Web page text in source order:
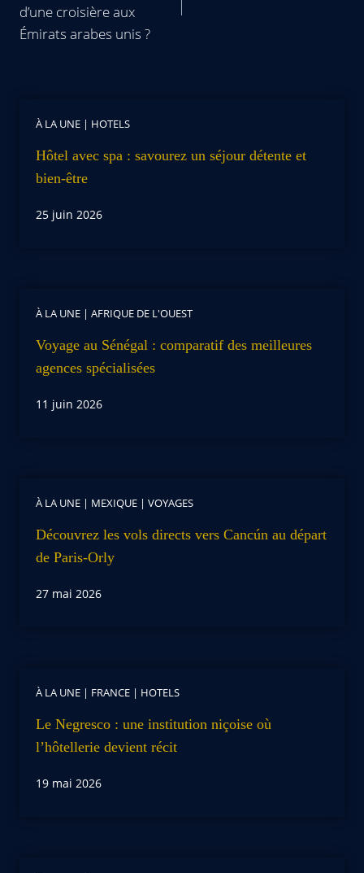
d’une croisière aux
Émirats arabes unis ?
À LA UNE | HOTELS
Hôtel avec spa : savourez un séjour détente et
bien-être
25 juin 2026
À LA UNE | AFRIQUE DE L'OUEST
Voyage au Sénégal : comparatif des meilleures
agences spécialisées
11 juin 2026
À LA UNE | MEXIQUE | VOYAGES
Découvrez les vols directs vers Cancún au départ
de Paris-Orly
27 mai 2026
À LA UNE | FRANCE | HOTELS
Le Negresco : une institution niçoise où
l’hôtellerie devient récit
19 mai 2026